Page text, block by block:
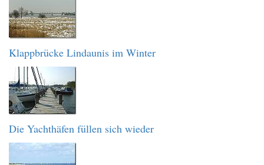
Klappbrücke Lindaunis im Winter
Die Yachthäfen füllen sich wieder